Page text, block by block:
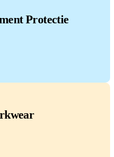
Protectie